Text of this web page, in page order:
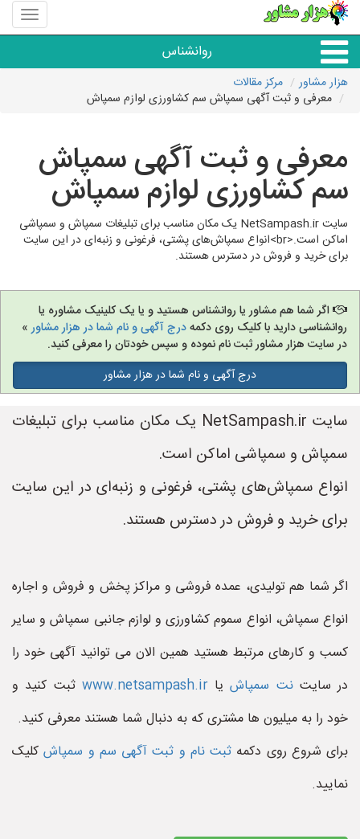
منوی
سایت
مشاور
روانشناس
همه مراکز روانشناسی
گروه روانشناسی
هزار مشاور
مرکز مقالات
معرفی و ثبت آگهی سمپاش سم کشاورزی لوازم سمپاش
معرفی و ثبت آگهی سمپاش
سم کشاورزی لوازم سمپاش
سایت NetSampash.ir یک مکان مناسب برای تبلیغات سمپاش و سمپاشی
اماکن است.<br>انواع سمپاش‌های پشتی، فرغونی و زنبه‌ای در این سایت
برای خرید و فروش در دسترس هستند.
اگر شما هم مشاور یا روانشناس هستید و یا یک کلینیک مشاوره یا
روانشناسی دارید با کلیک روی دکمهدرج آگهی و نام شما در هزار مشاور»
در سایت هزار مشاور ثبت نام نموده و سپس خودتان را معرفی کنید.
درج آگهی و نام شما در هزار مشاور
سایت NetSampash.ir یک مکان مناسب برای تبلیغات
سمپاش و سمپاشی اماکن است.
انواع سمپاش‌های پشتی، فرغونی و زنبه‌ای در این سایت
برای خرید و فروش در دسترس هستند.
اگر شما هم تولیدی، عمده فروشی و مراکز پخش و فروش و اجاره
انواع سمپاش، انواع سموم کشاورزی و لوازم جانبی سمپاش و سایر
کسب و کارهای مرتبط هستید همین الان می توانید آگهی خود را
در سایتنت سمپاشیاwww.netsampash.ir ثبت کنید و
خود را به میلیون ها مشتری که به دنبال شما هستند معرفی کنید.
برای شروع روی دکمه ثبت نام و ثبت آگهی سم و سمپاش کلیک
نمایید.